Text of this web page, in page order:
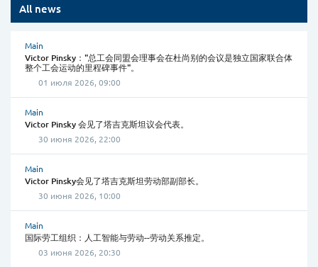
All news
Main
Victor Pinsky："总工会同盟会理事会在杜尚别的会议是独立国家联合体
整个工会运动的里程碑事件"。
01 июля 2026, 09:00
Main
Victor Pinsky 会见了塔吉克斯坦议会代表。
30 июня 2026, 22:00
Main
Victor Pinsky会见了塔吉克斯坦劳动部副部长。
30 июня 2026, 10:00
Main
国际劳工组织：人工智能与劳动--劳动关系推定。
03 июня 2026, 20:30